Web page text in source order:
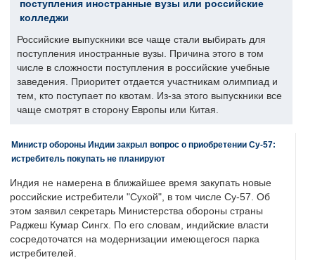
поступления иностранные вузы или российские
колледжи
Российские выпускники все чаще стали выбирать для
поступления иностранные вузы. Причина этого в том
числе в сложности поступления в российские учебные
заведения. Приоритет отдается участникам олимпиад и
тем, кто поступает по квотам. Из-за этого выпускники все
чаще смотрят в сторону Европы или Китая.
Министр обороны Индии закрыл вопрос о приобретении Су-57:
истребитель покупать не планируют
Индия не намерена в ближайшее время закупать новые
российские истребители "Сухой", в том числе Су-57. Об
этом заявил секретарь Министерства обороны страны
Раджеш Кумар Сингх. По его словам, индийские власти
сосредоточатся на модернизации имеющегося парка
истребителей.